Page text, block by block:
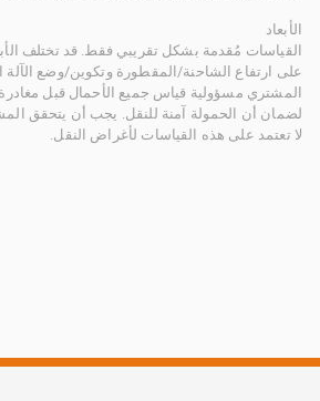
الأبعاد
القياسات مُقدمة بشكل تقريبي فقط. قد تختلف
على ارتفاع الشاحنة/المقطورة وتكوين/وضع
المشتري مسؤولية قياس جميع الأحمال قبل
لضمان أن الحمولة آمنة للنقل. يجب أن يتحقق
لا تعتمد على هذه القياسات لأغراض النقل.